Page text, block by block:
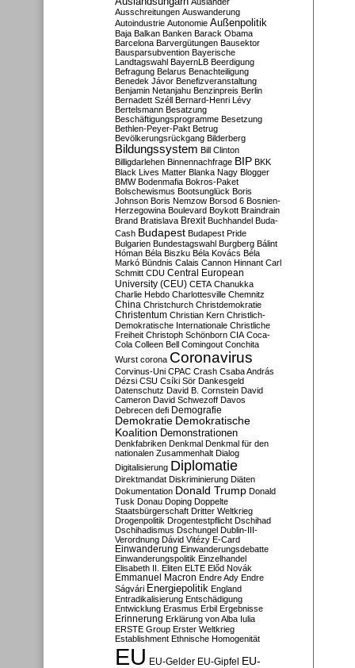
Ausschreitungen Auswanderung
Autoindustrie Autonomie Außenpolitik
Baja Balkan Banken Barack Obama
Barcelona Barvergütungen Bausektor
Bausparsubvention Bayerische
Landtagswahl BayernLB Beerdigung
Befragung Belarus Benachteiligung
Benedek Jávor Benefizveranstaltung
Benjamin Netanjahu Benzinpreis Berlin
Bernadett Széll Bernard-Henri Lévy
Bertelsmann Besatzung
Beschäftigungsprogramme Besetzung
Bethlen-Peyer-Pakt Betrug
Bevölkerungsrückgang Bilderberg
Bildungssystem Bill Clinton
Billigdarlehen Binnennachfrage BIP BKK
Black Lives Matter Blanka Nagy Blogger
BMW Bodenmafia Bokros-Paket
Bolschewismus Bootsunglück Boris
Johnson Boris Nemzow Borsod 6 Bosnien-
Herzegowina Boulevard Boykott Braindrain
Brand Bratislava Brexit Buchhandel Buda-
Cash Budapest Budapest Pride
Bulgarien Bundestagswahl Burgberg Bálint
Hóman Béla Biszku Béla Kovács Béla
Markó Bündnis Calais Cannon Hinnant Carl
Schmitt CDU Central European
University (CEU) CETA Chanukka
Charlie Hebdo Charlottesville Chemnitz
China Christchurch Christdemokratie
Christentum Christian Kern Christlich-
Demokratische Internationale Christliche
Freiheit Christoph Schönborn CIA Coca-
Cola Colleen Bell Comingout Conchita
Wurst corona Coronavirus
Corvinus-Uni CPAC Crash Csaba András
Dézsi CSU Csíki Sör Dankesgeld
Datenschutz David B. Cornstein David
Cameron David Schwezoff Davos
Debrecen defi Demografie
Demokratie Demokratische
Koalition Demonstrationen
Denkfabriken Denkmal Denkmal für den
nationalen Zusammenhalt Dialog
Digitalisierung Diplomatie
Direktmandat Diskriminierung Diäten
Dokumentation Donald Trump Donald
Tusk Donau Doping Doppelte
Staatsbürgerschaft Dritter Weltkrieg
Drogenpolitik Drogentestpflicht Dschihad
Dschihadismus Dschungel Dublin-III-
Verordnung Dávid Vitézy E-Card
Einwanderung Einwanderungsdebatte
Einwanderungspolitik Einzelhandel
Elisabeth II. Eliten ELTE Előd Novák
Emmanuel Macron Endre Ady Endre
Ságvári Energiepolitik England
Entradikalisierung Entschädigung
Entwicklung Erasmus Erbil Ergebnisse
Erinnerung Erklärung von Alba Iulia
ERSTE Group Erster Weltkrieg
Establishment Ethnische Homogenität
EU EU-Gelder EU-Gipfel EU-